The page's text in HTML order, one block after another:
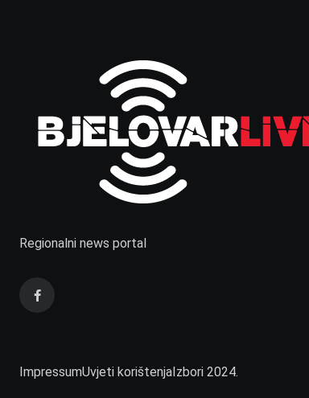
Regionalni news portal
ImpressumUvjeti korištenja Izbori 2024.